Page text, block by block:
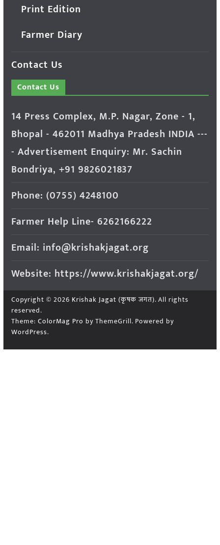
Print Edition
Farmer Diary
Contact Us
Contact Us
14 Press Complex, M.P. Nagar, Zone - 1,
Bhopal - 462011 Madhya Pradesh INDIA ---
- Advertisement Enquiry: Mr. Sachin
Bondriya, +91 9826021837
Phone: (0755) 4248100
Farmer Help Line- 6262166222
Email: info@krishakjagat.org
Website: https://www.krishakjagat.org/
Copyright © 2026 Krishak Jagat (कृषक जगत). All rights
reserved.
Theme: ColorMag Pro by ThemeGrill. Powered by
WordPress.